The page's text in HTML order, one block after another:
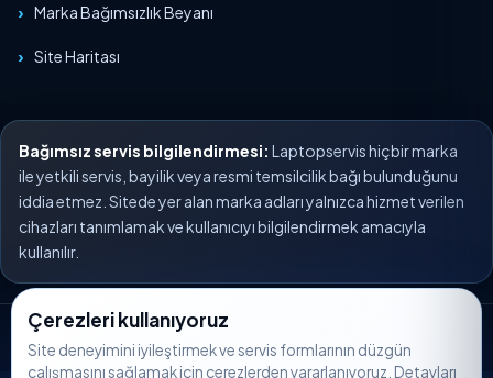
Marka Bağımsızlık Beyanı
Site Haritası
Bağımsız servis bilgilendirmesi: Laptopservis hiçbir marka
ile yetkili servis, bayilik veya resmi temsilcilik bağı bulunduğunu
iddia etmez. Sitede yer alan marka adları yalnızca hizmet verilen
cihazları tanımlamak ve kullanıcıyı bilgilendirmek amacıyla
kullanılır.
© 2026 Laptopservis. Tüm hakları saklıdır.
Çerezleri kullanıyoruz
Site deneyimini iyileştirmek ve servis formlarının düzgün
çalışmasını sağlamak için çerezlerden yararlanıyoruz. Detayları